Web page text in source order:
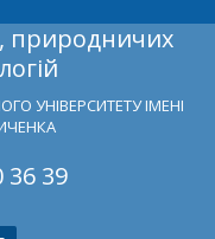
природничих
УНІВЕРСИТЕТУ ІМЕНІ
36 39